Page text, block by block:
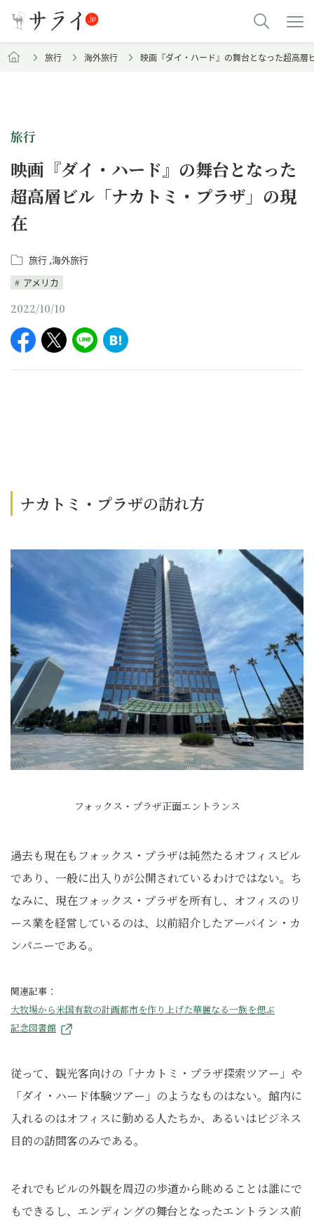
旅行 海外旅行 映画『ダイ・ハード』の舞台となった超高層
旅行
映画『ダイ・ハード』の舞台となった
超高層ビル「ナカトミ・プラザ」の現
在
旅行 海外旅行
アメリカ
2022/10/10
ナカトミ・プラザの訪れ方
フォックス・プラザ正面エントランス
過去も現在もフォックス・プラザは純然たるオフィスビル
であり、一般に出入りが公開されているわけではない。ち
なみに、現在フォックス・プラザを所有し、オフィスのリ
ース業を経営しているのは、以前紹介したアーバイン・カ
ンパニーである。
関連記事：
大牧場から米国有数の計画都市を作り上げた華麗なる一族を偲ぶ
記念図書館
従って、観光客向けの「ナカトミ・プラザ探索ツアー」や
「ダイ・ハード体験ツアー」のようなものはない。館内に
入れるのはオフィスに勤める人たちか、あるいはビジネス
目的の訪問客のみである。
それでもビルの外観を周辺の歩道から眺めることは誰にで
もできるし、エンディングの舞台となったエントランス前